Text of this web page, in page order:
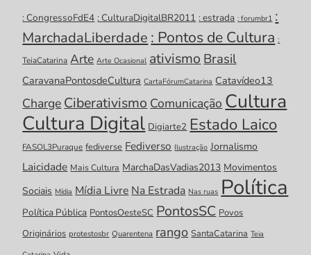
: CongressoFdE4 : CulturaDigitalBR2011 : estrada : forumbr1 :
MarchadaLiberdade : Pontos de Cultura :
TeiaCatarina Arte Arte Ocasional ativismo Brasil
CaravanaPontosdeCultura CartaFórumCatarina Catavídeo13
Charge Ciberativismo Comunicação Cultura
Cultura Digital Digiarte2 Estado Laico
FASOL3Puraque fediverse Fediverso Ilustração Jornalismo
Laicidade Mais Cultura MarchaDasVadias2013 Movimentos
Sociais Mídia Mídia Livre Na Estrada Nas ruas Política
Política Pública PontosOesteSC PontosSC Povos
Originários protestosbr Quarentena rango SantaCatarina Teia